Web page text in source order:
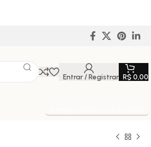
Entrar / Registrar R$ 0,00